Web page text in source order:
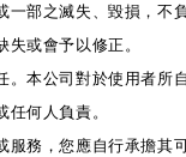
部之滅失、毀損，不
或會予以修正。
本公司對於使用者所
何人負責。
務，您應自行承擔